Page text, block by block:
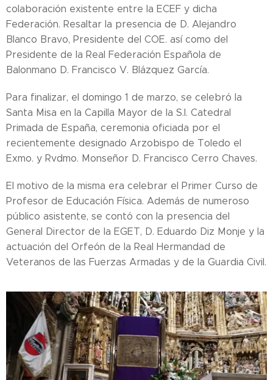
colaboración existente entre la ECEF y dicha
Federación. Resaltar la presencia de D. Alejandro
Blanco Bravo, Presidente del COE. así como del
Presidente de la Real Federación Española de
Balonmano D. Francisco V. Blázquez García.
Para finalizar, el domingo 1 de marzo, se celebró la
Santa Misa en la Capilla Mayor de la S.I. Catedral
Primada de España, ceremonia oficiada por el
recientemente designado Arzobispo de Toledo el
Exmo. y Rvdmo. Monseñor D. Francisco Cerro Chaves.
El motivo de la misma era celebrar el Primer Curso de
Profesor de Educación Física. Además de numeroso
público asistente, se contó con la presencia del
General Director de la EGET, D. Eduardo Diz Monje y la
actuación del Orfeón de la Real Hermandad de
Veteranos de las Fuerzas Armadas y de la Guardia Civil.